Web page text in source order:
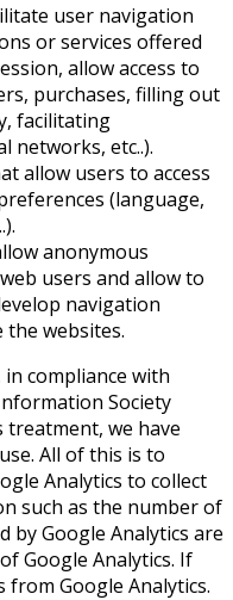
user navigation
or services offered
allow access to
purchases, filling out
facilitating
networks, etc..).
allow users to access
(language,
anonymous
users and allow to
navigation
websites.
compliance with
Society
treatment, we have
All of this is to
Analytics to collect
such as the number of
by Google Analytics are
Google Analytics. If
from Google Analytics.